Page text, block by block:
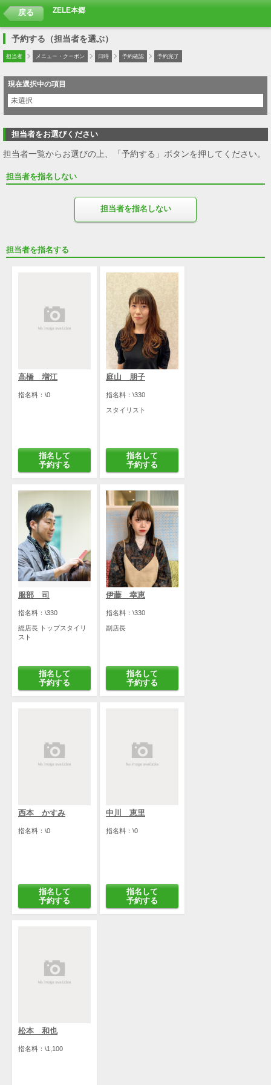
戻る ZELE本郷
予約する（担当者を選ぶ）
担当者 メニュー・クーポン 日時 予約確認 予約完了
現在選択中の項目
未選択
担当者をお選びください
担当者一覧からお選びの上、「予約する」ボタンを押してください。
担当者を指名しない
担当者を指名しない
担当者を指名する
高橋 増江
指名料：\0
指名して
予約する
庭山 朋子
指名料：\330
スタイリスト
指名して
予約する
服部 司
指名料：\330
総店長 トップスタイリ
スト
指名して
予約する
伊藤 幸恵
指名料：\330
副店長
指名して
予約する
西本 かすみ
指名料：\0
指名して
予約する
中川 恵里
指名料：\0
指名して
予約する
松本 和也
指名料：\1,100